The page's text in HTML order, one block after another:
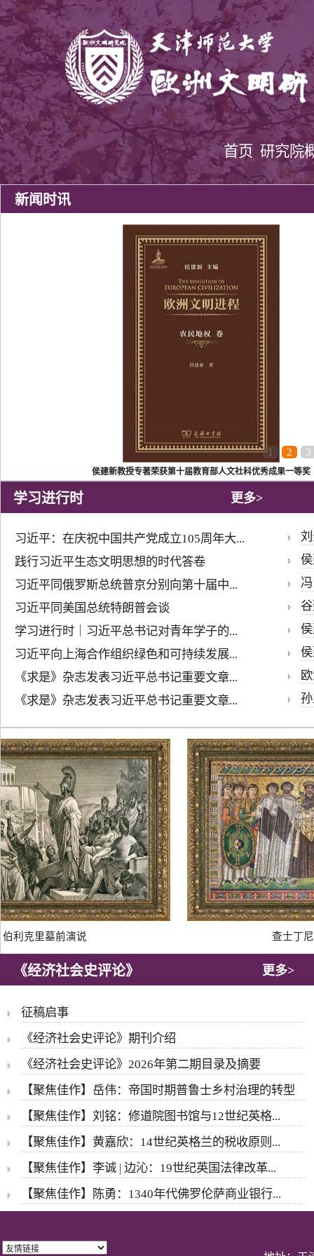
首页 研究院
新闻时讯
1 2 3
侯建新教授专著荣获第十届教育部人文社科优秀成果一等奖
学习进行时 更多>
习近平：在庆祝中国共产党成立105周年大...
践行习近平生态文明思想的时代答卷
习近平同俄罗斯总统普京分别向第十届中...
习近平同美国总统特朗普会谈
学习进行时｜习近平总书记对青年学子的...
习近平向上海合作组织绿色和可持续发展...
《求是》杂志发表习近平总书记重要文章...
《求是》杂志发表习近平总书记重要文章...
利克里墓前演说 查士丁尼
《经济社会史评论》 更多>
征稿启事
《经济社会史评论》期刊介绍
《经济社会史评论》2026年第二期目录及摘要
【聚焦佳作】岳伟：帝国时期普鲁士乡村治理的转型
【聚焦佳作】刘铭：修道院图书馆与12世纪英格...
【聚焦佳作】黄嘉欣：14世纪英格兰的税收原则...
【聚焦佳作】李诚 | 边沁：19世纪英国法律改革...
【聚焦佳作】陈勇：1340年代佛罗伦萨商业银行...